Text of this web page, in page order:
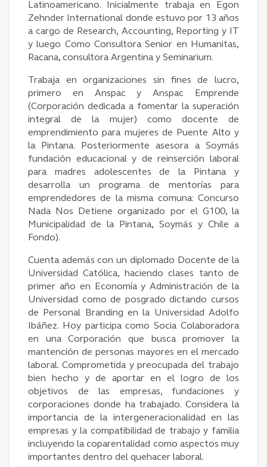
Latinoamericano. Inicialmente trabaja en Egon
Zehnder International donde estuvo por 13 años
a cargo de Research, Accounting, Reporting y IT
y luego Como Consultora Senior en Humanitas,
Racana, consultora Argentina y Seminarium.
Trabaja en organizaciones sin fines de lucro,
primero en Anspac y Anspac Emprende
(Corporación dedicada a fomentar la superación
integral de la mujer) como docente de
emprendimiento para mujeres de Puente Alto y
la Pintana. Posteriormente asesora a Soymás
fundación educacional y de reinserción laboral
para madres adolescentes de la Pintana y
desarrolla un programa de mentorías para
emprendedores de la misma comuna: Concurso
Nada Nos Detiene organizado por el G100, la
Municipalidad de la Pintana, Soymás y Chile a
Fondo).
Cuenta además con un diplomado Docente de la
Universidad Católica, haciendo clases tanto de
primer año en Economía y Administración de la
Universidad como de posgrado dictando cursos
de Personal Branding en la Universidad Adolfo
Ibáñez. Hoy participa como Socia Colaboradora
en una Corporación que busca promover la
mantención de personas mayores en el mercado
laboral. Comprometida y preocupada del trabajo
bien hecho y de aportar en el logro de los
objetivos de las empresas, fundaciones y
corporaciones donde ha trabajado. Considera la
importancia de la intergeneracionalidad en las
empresas y la compatibilidad de trabajo y familia
incluyendo la coparentalidad como aspectos muy
importantes dentro del quehacer laboral.